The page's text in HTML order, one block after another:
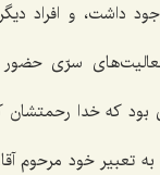
داشت، و افراد
سرّی حضور
بود كه خدا رحمتشان
تعبیر خود مرحوم